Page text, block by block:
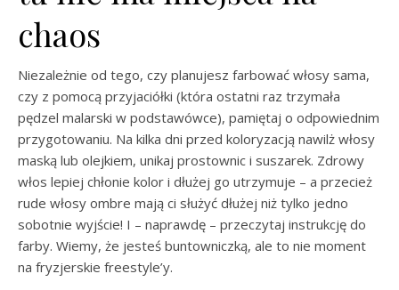
chaos
Niezależnie od tego, czy planujesz farbować włosy sama,
czy z pomocą przyjaciółki (która ostatni raz trzymała
pędzel malarski w podstawówce), pamiętaj o odpowiednim
przygotowaniu. Na kilka dni przed koloryzacją nawilż włosy
maską lub olejkiem, unikaj prostownic i suszarek. Zdrowy
włos lepiej chłonie kolor i dłużej go utrzymuje – a przecież
rude włosy ombre mają ci służyć dłużej niż tylko jedno
sobotnie wyjście! I – naprawdę – przeczytaj instrukcję do
farby. Wiemy, że jesteś buntowniczką, ale to nie moment
na fryzjerskie freestyle’y.